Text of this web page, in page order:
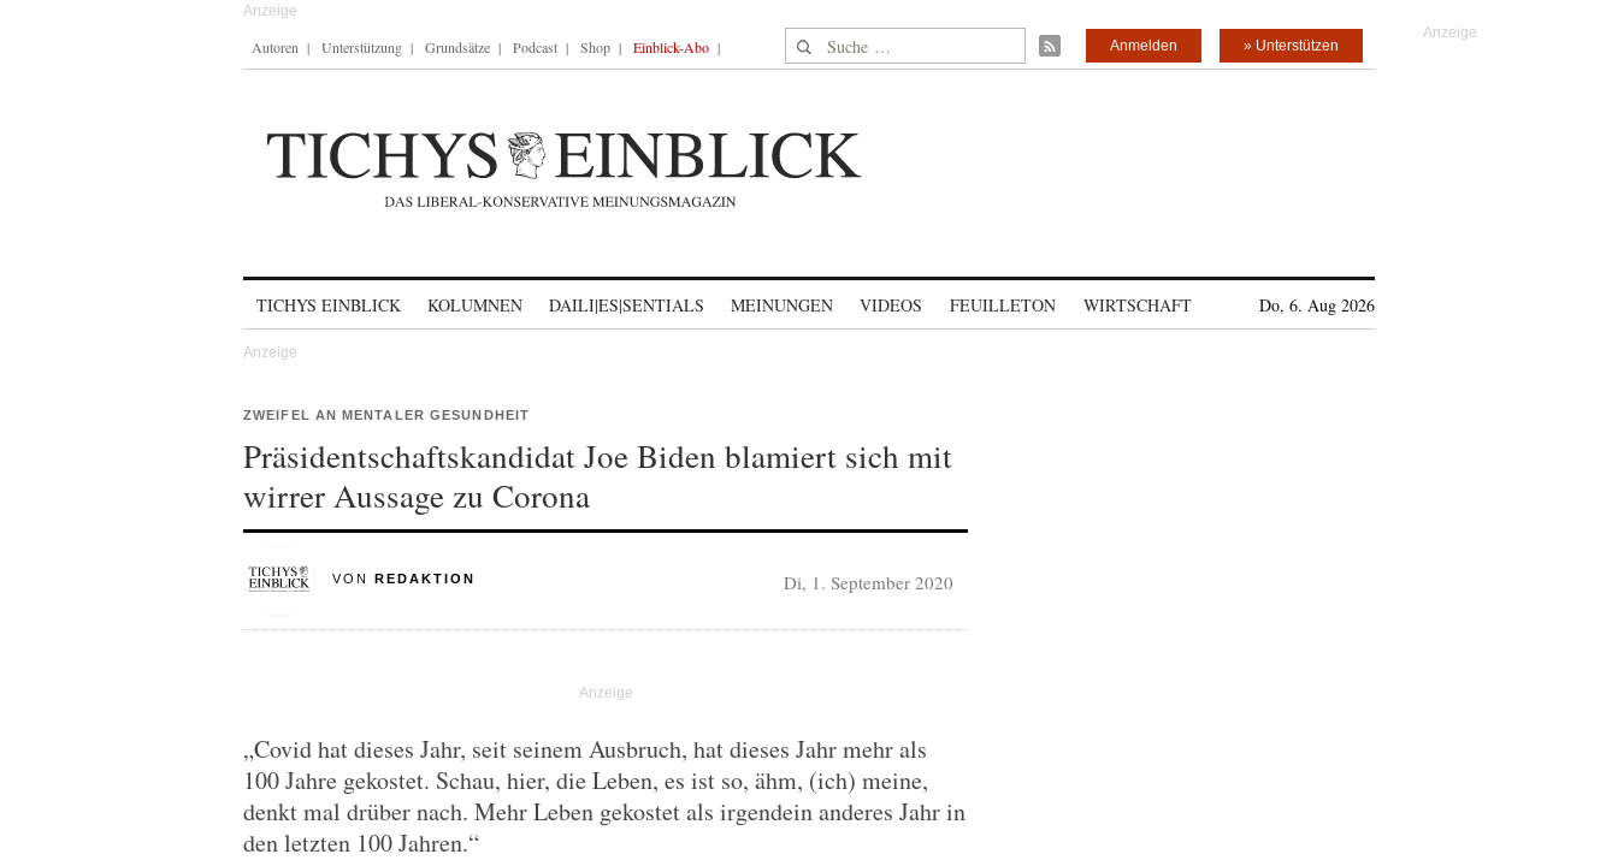
Autoren Unterstützung Grundsätze Podcast Shop Einblick-Abo Suche nach: » Unterstützen
Anmelden
TICHYS EINBLICK KOLUMNEN DAILI|ES|SENTIALS MEINUNGEN VIDEOS FEUILLETON WIRTSCHAFT Do, 6. Aug 2026
ZWEIFEL AN MENTALER GESUNDHEIT
Präsidentschaftskandidat Joe Biden blamiert sich mit
wirrer Aussage zu Corona
VON REDAKTION Di, 1. September 2020
„Covid hat dieses Jahr, seit seinem Ausbruch, hat dieses Jahr mehr als
100 Jahre gekostet. Schau, hier, die Leben, es ist so, ähm, (ich) meine,
denkt mal drüber nach. Mehr Leben gekostet als irgendein anderes Jahr in
den letzten 100 Jahren.“